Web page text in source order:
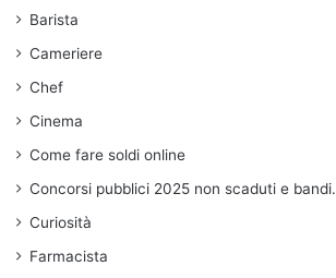
Barista
Cameriere
Chef
Cinema
Come fare soldi online
Concorsi pubblici 2025 non scaduti e bandi.
Curiosità
Farmacista